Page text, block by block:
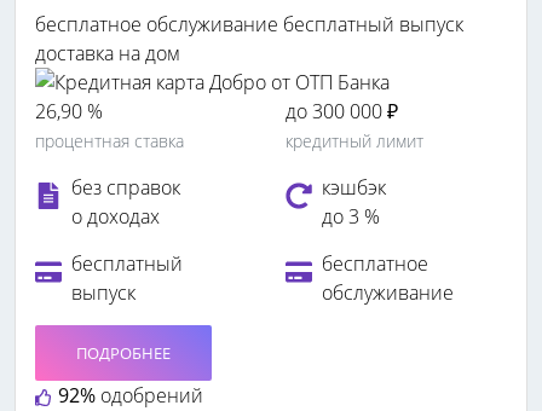
бесплатное обслуживание бесплатный выпуск
доставка на дом
26,90 %
процентная ставка
до 300 000 ₽
кредитный лимит
без справок
о доходах
кэшбэк
до 3 %
бесплатный
выпуск
бесплатное
обслуживание
92% одобрений
ПОДРОБНЕЕ